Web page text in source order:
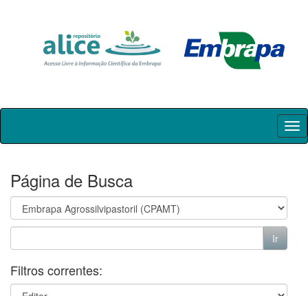
Skip
Página de Busca
Filtros correntes: